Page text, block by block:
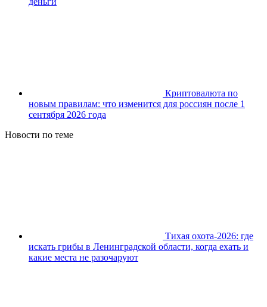
Криптовалюта по
новым правилам: что изменится для россиян после 1
сентября 2026 года
Новости по теме
Тихая охота-2026: где
искать грибы в Ленинградской области, когда ехать и
какие места не разочаруют